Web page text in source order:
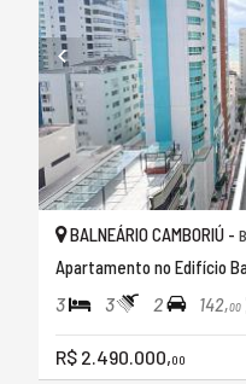
BALNEÁRIO CAMBORIÚ -
Apartamento no Edifício
3 3 2 142,00
R$ 2.490.000,00